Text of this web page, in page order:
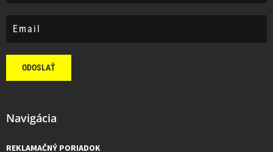
ODOSLAŤ
Navigácia
REKLAMAČNÝ PORIADOK